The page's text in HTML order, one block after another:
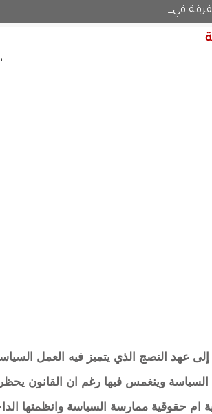
في أربع |
إلى عهد النصج الذي يتميز فيه العمل
السياسة وينغمس فيها رغم ان القانون
ام حقوقية ممارسة السياسة وانظمتها